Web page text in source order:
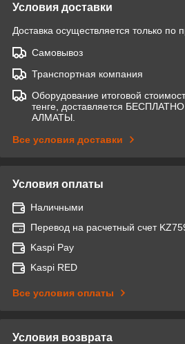
Условия доставки
Доставка осуществляется только по
Самовывоз
Транспортная компания
Оборудование итоговой
тенге, доставляется БЕСПЛАТНО
АЛМАТЫ.
Все условия доставки
Условия оплаты
Наличными
Перевод на расчетный счет
Kaspi Pay
Kaspi RED
Все условия оплаты
Условия возврата